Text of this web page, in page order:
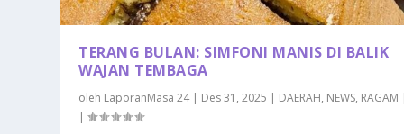
TERANG BULAN: SIMFONI MANIS DI BALIK
WAJAN TEMBAGA
oleh LaporanMasa 24| Des 31, 2025 | DAERAH, NEWS, RAGAM
|